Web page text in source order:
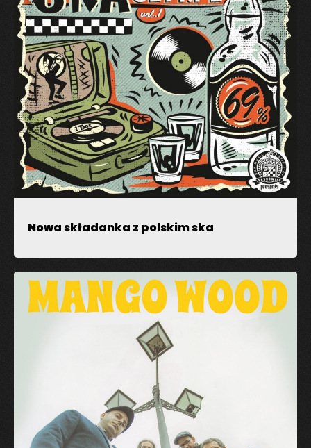
pisania kolejnych komentarzy.
Nowa składanka z polskim ska